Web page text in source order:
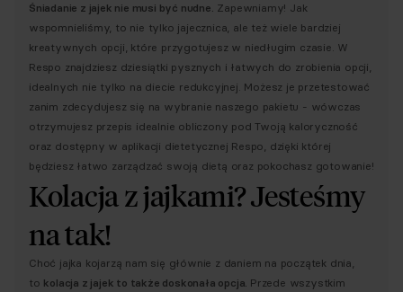
Śniadanie z jajek nie musi być nudne. Zapewniamy! Jak
wspomnieliśmy, to nie tylko jajecznica, ale też wiele bardziej
kreatywnych opcji, które przygotujesz w niedługim czasie. W
Respo znajdziesz dziesiątki pysznych i łatwych do zrobienia opcji,
idealnych nie tylko na diecie redukcyjnej. Możesz je przetestować
zanim zdecydujesz się na wybranie naszego pakietu - wówczas
otrzymujesz przepis idealnie obliczony pod Twoją kaloryczność
oraz dostępny w aplikacji dietetycznej Respo, dzięki której
będziesz łatwo zarządzać swoją dietą oraz pokochasz gotowanie!
Kolacja z jajkami? Jesteśmy
na tak!
Choć jajka kojarzą nam się głównie z daniem na początek dnia,
to kolacja z jajek to także doskonała opcja. Przede wszystkim